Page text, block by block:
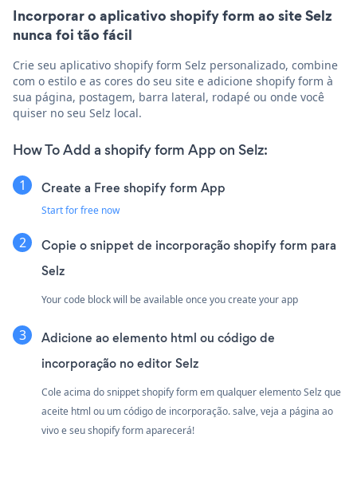
Incorporar o aplicativo shopify form ao site Selz
nunca foi tão fácil
Crie seu aplicativo shopify form Selz personalizado, combine
com o estilo e as cores do seu site e adicione shopify form à
sua página, postagem, barra lateral, rodapé ou onde você
quiser no seu Selz local.
How To Add a shopify form App on Selz:
Create a Free shopify form App
Start for free now
Copie o snippet de incorporação shopify form para
Selz
Your code block will be available once you create your app
Adicione ao elemento html ou código de
incorporação no editor Selz
Cole acima do snippet shopify form em qualquer elemento Selz que
aceite html ou um código de incorporação. salve, veja a página ao
vivo e seu shopify form aparecerá!